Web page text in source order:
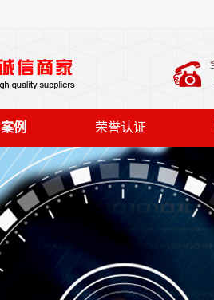
例 荣誉认证